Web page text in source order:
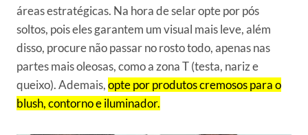
áreas estratégicas. Na hora de selar opte por pós
soltos, pois eles garantem um visual mais leve, além
disso, procure não passar no rosto todo, apenas nas
partes mais oleosas, como a zona T (testa, nariz e
queixo). Ademais,opte por produtos cremosos para o
blush, contorno e iluminador.